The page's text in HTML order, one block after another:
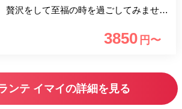
贅沢をして至福の時を過ごしてみません
リアンを是非ご賞味ください。
3850 円〜
ンテ イマイの詳細を見る